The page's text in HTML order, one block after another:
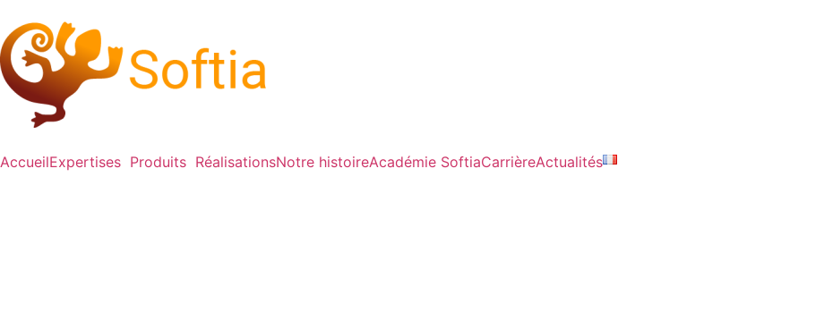
AccueilExpertises Produits RéalisationsNotre histoireAcadémie SoftiaCarrièreActualités